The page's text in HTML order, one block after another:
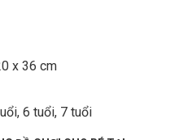
x 36 cm
6 tuổi, 7 tuổi